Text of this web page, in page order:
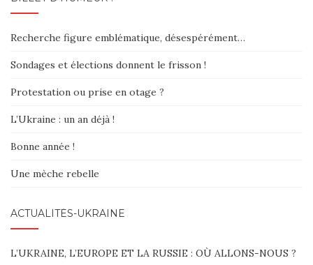
Recherche figure emblématique, désespérément…
Sondages et élections donnent le frisson !
Protestation ou prise en otage ?
L’Ukraine : un an déjà !
Bonne année !
Une mèche rebelle
ACTUALITÉS-UKRAINE
L’UKRAINE, L’EUROPE ET LA RUSSIE : OÙ ALLONS-NOUS ?